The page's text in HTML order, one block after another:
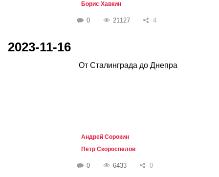
Борис Хавкин
0 21127 4
2023-11-16
От Сталинграда до Днепра
Андрей Сорокин
Петр Скороспелов
0 6433 0